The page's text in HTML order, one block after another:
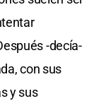
-decía-
con sus
y sus